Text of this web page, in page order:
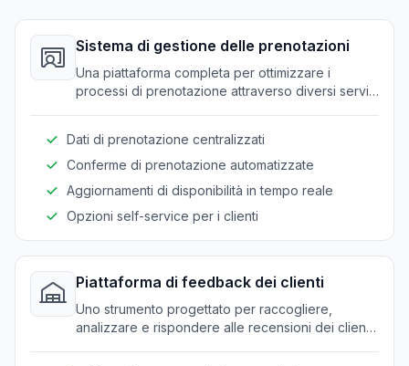
Sistema di gestione delle prenotazioni
Una piattaforma completa per ottimizzare i
processi di prenotazione attraverso diversi servizi
Dati di prenotazione centralizzati
Conferme di prenotazione automatizzate
Aggiornamenti di disponibilità in tempo reale
Opzioni self-service per i clienti
Piattaforma di feedback dei clienti
Uno strumento progettato per raccogliere,
analizzare e rispondere alle recensioni dei clienti